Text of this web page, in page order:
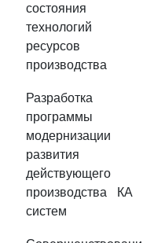
состояния
технологий
ресурсов
производства
Разработка
программы
модернизации
развития
действующего
производства КА
систем